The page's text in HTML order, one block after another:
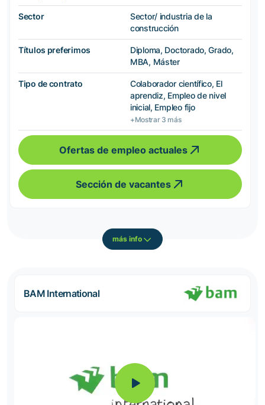
Sector
Sector/ industria de la
construcción
Títulos preferimos
Diploma, Doctorado, Grado,
MBA, Máster
Tipo de contrato
Colaborador científico, El
aprendiz, Empleo de nivel
inicial, Empleo fijo
+Mostrar 3 más
Ofertas de empleo actuales
Sección de vacantes
más info
BAM International